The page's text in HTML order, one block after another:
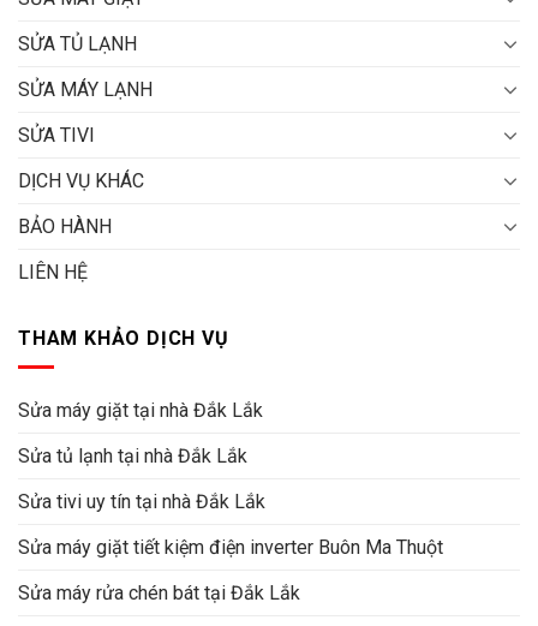
SỬA TỦ LẠNH
SỬA MÁY LẠNH
SỬA TIVI
DỊCH VỤ KHÁC
BẢO HÀNH
LIÊN HỆ
THAM KHẢO DỊCH VỤ
Sửa máy giặt tại nhà Đắk Lắk
Sửa tủ lạnh tại nhà Đắk Lắk
Sửa tivi uy tín tại nhà Đắk Lắk
Sửa máy giặt tiết kiệm điện inverter Buôn Ma Thuột
Sửa máy rửa chén bát tại Đắk Lắk